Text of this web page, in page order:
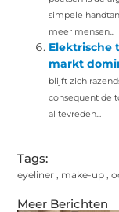
Meer Berichten
simpele
meer mensen...
Elektrische
markt
blijft zich
consequent de
al tevreden...
Tags:
eyeliner make-up ,